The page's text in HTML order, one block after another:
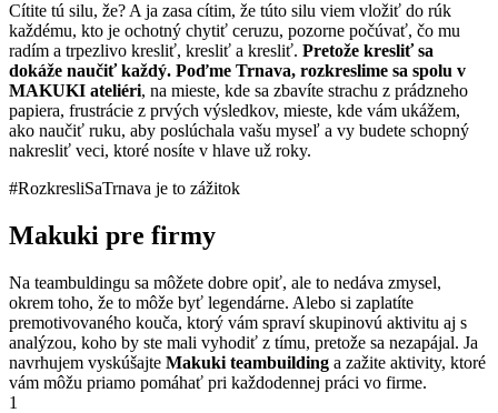
Cítite tú silu, že? A ja zasa cítim, že túto silu viem vložiť do rúk
každému, kto je ochotný chytiť ceruzu, pozorne počúvať, čo mu
radím a trpezlivo kresliť, kresliť a kresliť. Pretože kresliť sa
dokáže naučiť každý. Poďme Trnava, rozkreslime sa spolu v
MAKUKI ateliéri, na mieste, kde sa zbavíte strachu z prádzneho
papiera, frustrácie z prvých výsledkov, mieste, kde vám ukážem,
ako naučiť ruku, aby poslúchala vašu myseľ a vy budete schopný
nakresliť veci, ktoré nosíte v hlave už roky.
#RozkresliSaTrnava je to zážitok
Makuki pre firmy
Na teambuldingu sa môžete dobre opiť, ale to nedáva zmysel,
okrem toho, že to môže byť legendárne. Alebo si zaplatíte
premotivovaného kouča, ktorý vám spraví skupinovú aktivitu aj s
analýzou, koho by ste mali vyhodiť z tímu, pretože sa nezapájal. Ja
navrhujem vyskúšajte Makuki teambuilding a zažite aktivity, ktoré
vám môžu priamo pomáhať pri každodennej práci vo firme.
1